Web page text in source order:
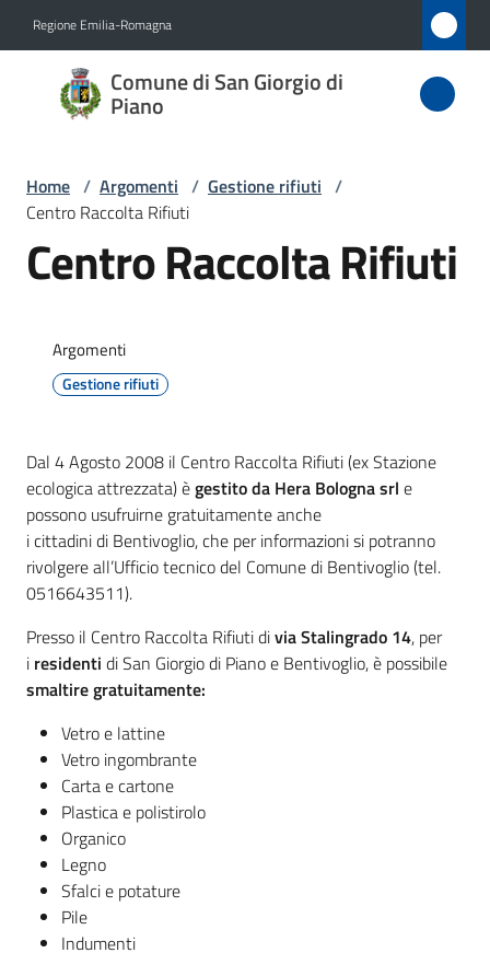
Regione Emilia-Romagna
Comune di San Giorgio di
Piano
Comune
di San
di Piano
Amministrazione
Servizi
San
Giorgio
di
Piano
Amministrazione
Home / Argomenti / Gestione rifiuti /
Centro Raccolta Rifiuti
Centro Raccolta Rifiuti
Argomenti
Gestione rifiuti
Dal 4 Agosto 2008 il Centro Raccolta Rifiuti (ex Stazione
ecologica attrezzata) ègestito da Hera Bologna srl e
possono usufruirne gratuitamente anche
i cittadini di Bentivoglio, che per informazioni si potranno
rivolgere all’Ufficio tecnico del Comune di Bentivoglio (tel.
0516643511).
Presso il Centro Raccolta Rifiuti divia Stalingrado 14, per
i residenti di San Giorgio di Piano e Bentivoglio, è possibile
smaltire gratuitamente:
Vetro e lattine
Vetro ingombrante
Carta e cartone
Plastica e polistirolo
Organico
Legno
Sfalci e potature
Pile
Indumenti